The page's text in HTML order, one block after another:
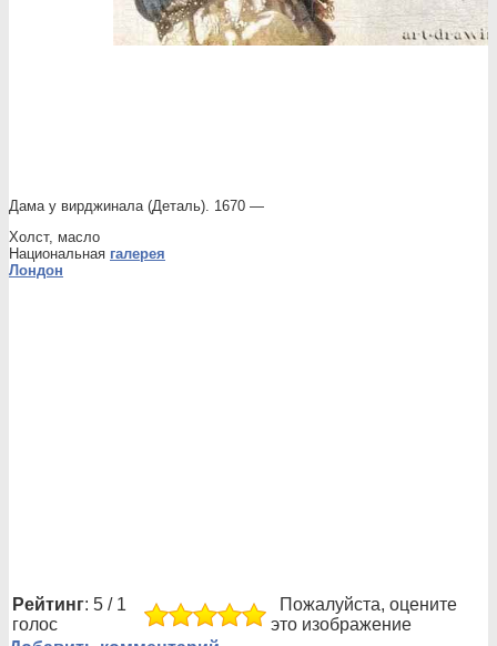
Дама у вирджинала (Деталь). 1670 —
Холст, масло
Национальная галерея
Лондон
Рейтинг: 5 / 1
голос
Пожалуйста, оцените
это изображение